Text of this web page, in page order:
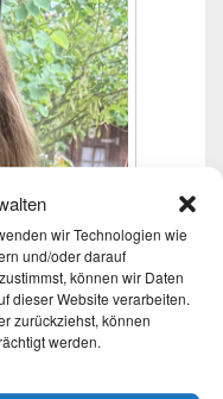
wir Technologien wie
und/oder darauf
können wir Daten
dieser Website verarbeiten.
zurückziehst, können
werden.